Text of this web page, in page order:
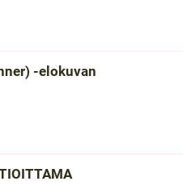
-elokuvan